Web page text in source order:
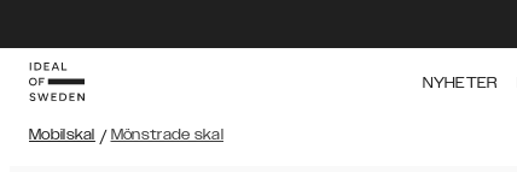
NYHETER
Mobilskal / Mönstrade skal